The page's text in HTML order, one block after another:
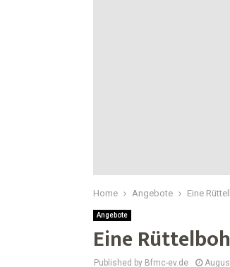
Home Angebote Eine
Angebote
Eine
Published by Bfmc-ev.de